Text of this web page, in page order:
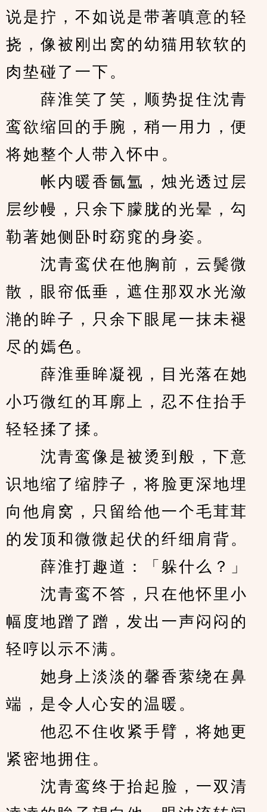
说是拧，不如说是带著嗔意的轻
挠，像被刚出窝的幼猫用软软的
肉垫碰了一下。
薛淮笑了笑，顺势捉住沈青
鸾欲缩回的手腕，稍一用力，便
将她整个人带入怀中。
帐内暖香氤氲，烛光透过层
层纱幔，只余下朦胧的光晕，勾
勒著她侧卧时窈窕的身姿。
沈青鸾伏在他胸前，云鬓微
散，眼帘低垂，遮住那双水光潋
滟的眸子，只余下眼尾一抹未褪
尽的嫣色。
薛淮垂眸凝视，目光落在她
小巧微红的耳廓上，忍不住抬手
轻轻揉了揉。
沈青鸾像是被烫到般，下意
识地缩了缩脖子，将脸更深地埋
向他肩窝，只留给他一个毛茸茸
的发顶和微微起伏的纤细肩背。
薛淮打趣道：「躲什么？」
沈青鸾不答，只在他怀里小
幅度地蹭了蹭，发出一声闷闷的
轻哼以示不满。
她身上淡淡的馨香萦绕在鼻
端，是令人心安的温暖。
他忍不住收紧手臂，将她更
紧密地拥住。
沈青鸾终于抬起脸，一双清